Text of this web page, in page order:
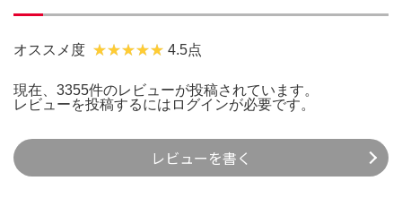
オススメ度 4.5点
現在、3355件のレビューが投稿されています。
レビューを投稿するには ログインが必要です。
レビューを書く